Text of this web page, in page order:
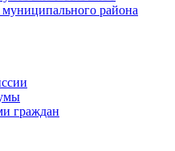
района
граждан